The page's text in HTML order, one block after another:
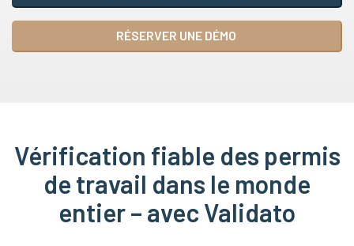
RÉSERVER UNE DÉMO
Vérification fiable des permis
de travail dans le monde
entier – avec Validato